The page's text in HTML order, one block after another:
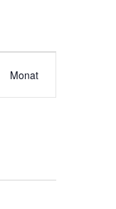
Veranstaltung
Ansichten-
Monat